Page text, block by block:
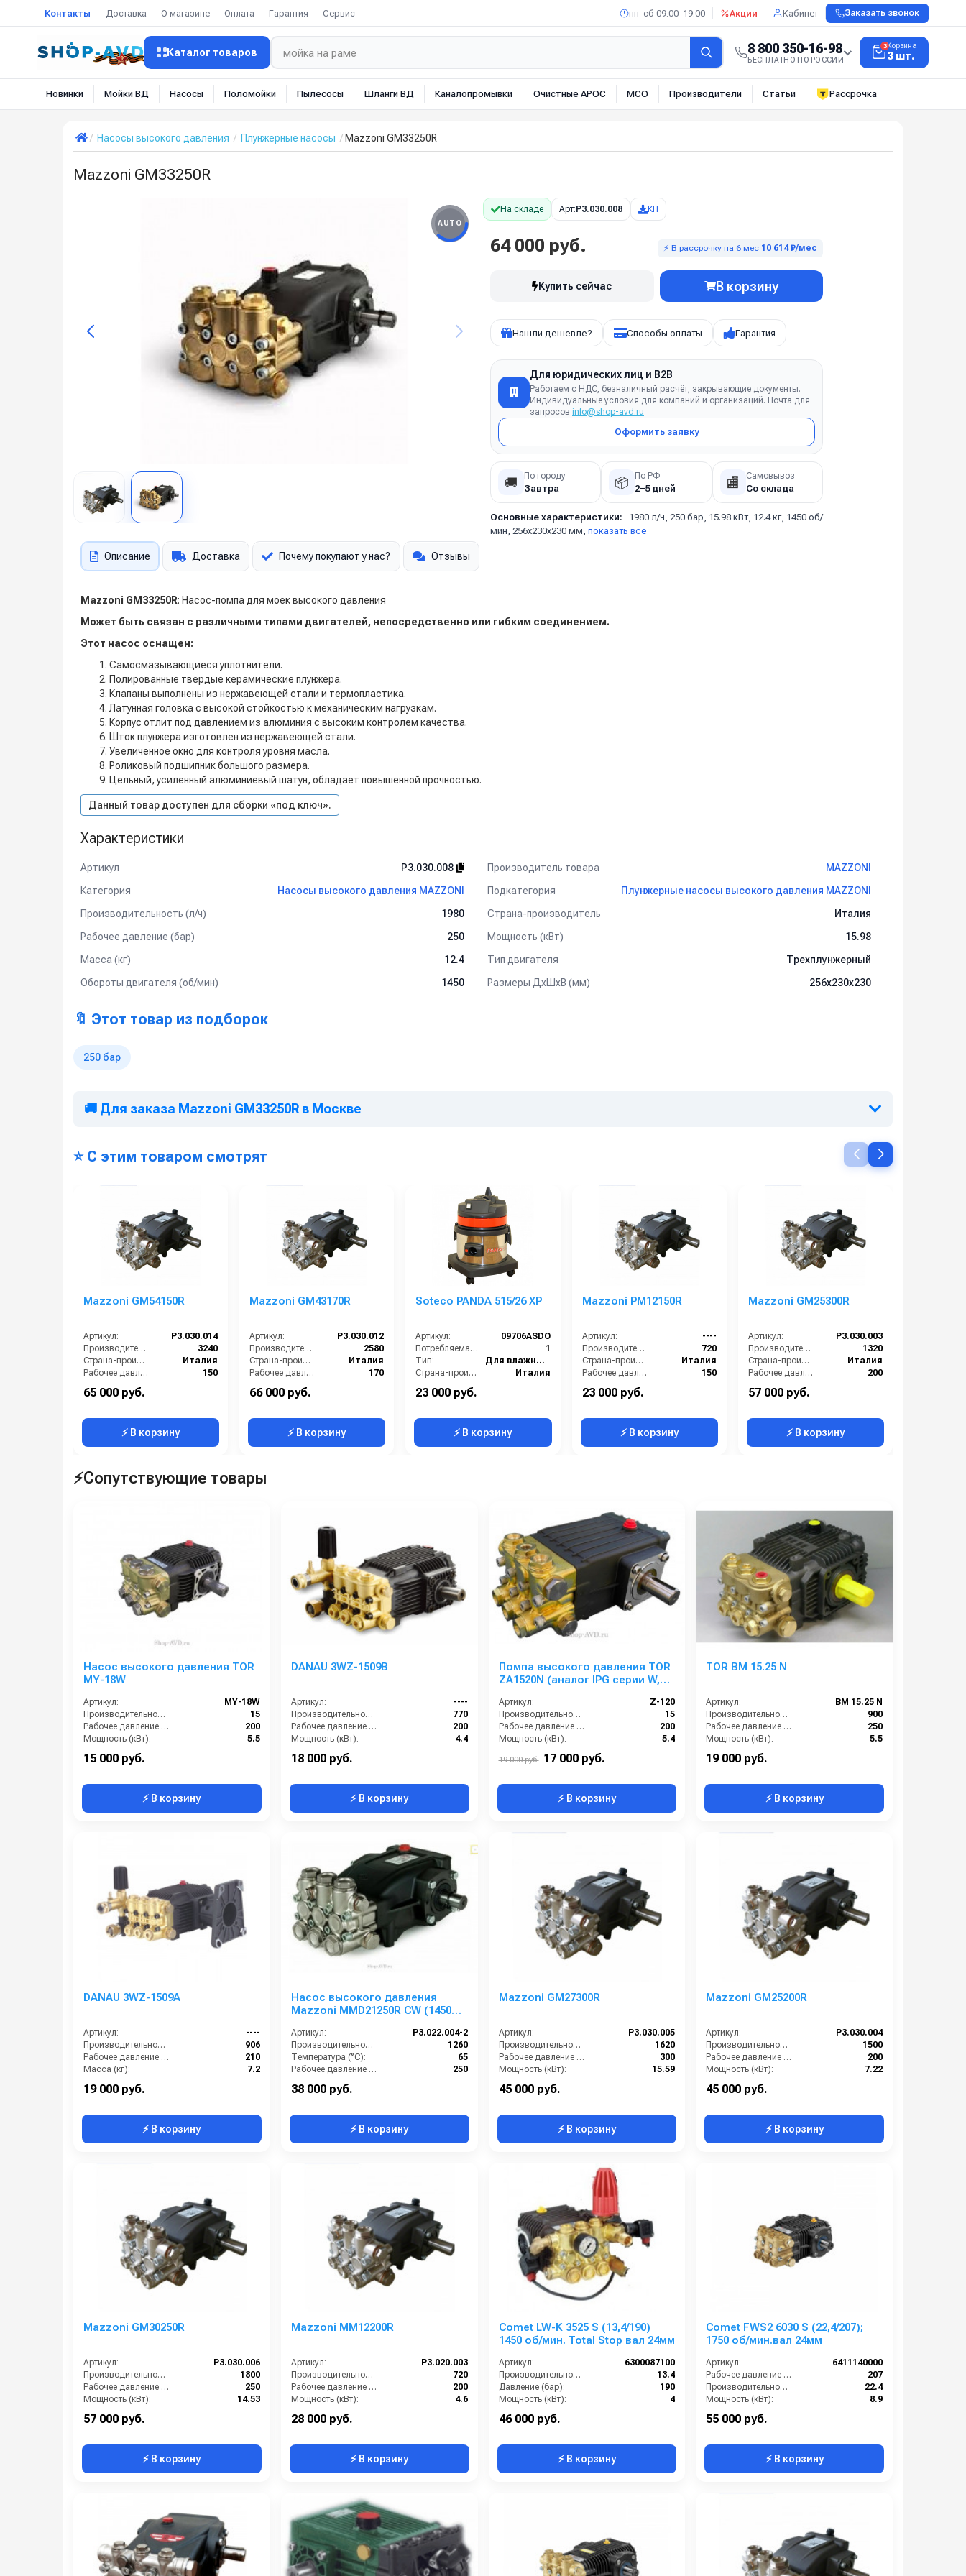
Контакты Доставка О магазине Оплата Гарантия Сервис пн–сб 09:00–19:00 Акции Кабинет Заказать звонок
Каталог товаров 8 800 350-16-98
БЕСПЛАТНО ПО РОССИИ
3Корзина
3 шт.
Новинки Мойки ВД Насосы Поломойки Пылесосы Шланги ВД Каналопромывки Очистные АРОС МСО Производители Статьи Рассрочка
Насосы высокого давления Плунжерные насосы Mazzoni GM33250R
Mazzoni GM33250R
AUTO
На складе Арт: P3.030.008 КП
64 000 руб. ⚡ В рассрочку на 6 мес 10 614 ₽/мес
Купить сейчас В корзину
Нашли дешевле? Способы оплаты Гарантия
Для юридических лиц и B2B
Работаем с НДС, безналичный расчёт, закрывающие документы.
Индивидуальные условия для компаний и организаций. Почта для
запросов info@shop-avd.ru
Оформить заявку
🚚 По городу
Завтра 📦 По РФ
2–5 дней 🏬 Самовывоз
Со склада
Основные характеристики:
1980 л/ч, 250 бар, 15.98 кВт, 12.4 кг, 1450 об/
мин, 256х230х230 мм, показать все
Описание Доставка Почему покупают у нас? Отзывы
Mazzoni GM33250R: Насос-помпа для моек высокого давления
Может быть связан с различными типами двигателей, непосредственно или гибким соединением.
Этот насос оснащен:
Самосмазывающиеся уплотнители.
Полированные твердые керамические плунжера.
Клапаны выполнены из нержавеющей стали и термопластика.
Латунная головка с высокой стойкостью к механическим нагрузкам.
Корпус отлит под давлением из алюминия с высоким контролем качества.
Шток плунжера изготовлен из нержавеющей стали.
Увеличенное окно для контроля уровня масла.
Роликовый подшипник большого размера.
Цельный, усиленный алюминиевый шатун, обладает повышенной прочностью.
Данный товар доступен для сборки «под ключ».
Характеристики
Артикул P3.030.008 Производитель товара
MAZZONI
Категория
Насосы высокого давления MAZZONI Подкатегория
Плунжерные насосы высокого давления MAZZONI
Производительность (л/ч)
1980 Страна-производитель
Италия
Рабочее давление (бар)
250 Мощность (кВт)
15.98
Масса (кг)
12.4 Тип двигателя
Трехплунжерный
Обороты двигателя (об/мин)
1450 Размеры ДхШхВ (мм) 256х230х230
🔖 Этот товар из подборок
250 бар
🚚 Для заказа Mazzoni GM33250R в Москве
⭐ С этим товаром смотрят
Mazzoni GM54150R
Артикул:
P3.030.014
Производительность (л/ч):
3240
Страна-производитель:
Италия
Рабочее давление (бар):
150
Мощность (кВт):
Масса (кг):
65 000 руб.
⚡ В корзину
Mazzoni GM43170R
Артикул:
P3.030.012
Производительность (л/ч):
2580
Страна-производитель:
Италия
Рабочее давление (бар):
170
Мощность (кВт):
Масса (кг):
66 000 руб.
⚡ В корзину
Soteco PANDA 515/26 XP
Артикул:
09706ASDO
Потребляемая мощность (кВт):
1
Тип:
Для влажной и сухой уборки
Страна-производитель:
Италия
Электропитание (В):
Масса (кг):
23 000 руб.
⚡ В корзину
Mazzoni PM12150R
Артикул:
----
Производительность (л/ч):
720
Страна-производитель:
Италия
Рабочее давление (бар):
150
Мощность (кВт):
Масса (кг):
23 000 руб.
⚡ В корзину
Mazzoni GM25300R
Артикул:
P3.030.003
Производительность (л/ч):
1320
Страна-производитель:
Италия
Рабочее давление (бар):
200
Мощность (кВт):
Масса (кг):
57 000 руб.
⚡ В корзину
⚡Сопутствующие товары
Насос высокого давления TOR
MY-18W
Артикул:
MY-18W
Производительность (л/мин):
15
Рабочее давление (бар):
200
Мощность (кВт):
5.5
15 000 руб.
⚡ В корзину
DANAU 3WZ-1509B
Артикул:
----
Производительность (л/ч):
770
Рабочее давление (бар):
200
Мощность (кВт):
4.4
18 000 руб.
⚡ В корзину
Помпа высокого давления TOR
ZA1520N (аналог IPG серии W,
Артикул:
Z-120
Производительность (л/мин):
15
Рабочее давление (бар):
200
Мощность (кВт):
5.4
19 000 руб. 17 000 руб.
⚡ В корзину
TOR BM 15.25 N
Артикул:
BM 15.25 N
Производительность (л/ч):
900
Рабочее давление (бар):
250
Мощность (кВт):
5.5
19 000 руб.
⚡ В корзину
DANAU 3WZ-1509A
Артикул:
----
Производительность (л/ч):
906
Рабочее давление (бар):
210
Масса (кг):
7.2
19 000 руб.
⚡ В корзину
Насос высокого давления
Mazzoni MMD21250R CW (1450
Артикул:
P3.022.004-2
Производительность (л/ч):
1260
Температура (°C):
65
Рабочее давление (бар):
250
38 000 руб.
⚡ В корзину
Mazzoni GM27300R
Артикул:
P3.030.005
Производительность (л/ч):
1620
Рабочее давление (бар):
300
Мощность (кВт):
15.59
45 000 руб.
⚡ В корзину
Mazzoni GM25200R
Артикул:
P3.030.004
Производительность (л/ч):
1500
Рабочее давление (бар):
200
Мощность (кВт):
7.22
45 000 руб.
⚡ В корзину
Mazzoni GM30250R
Артикул:
P3.030.006
Производительность (л/ч):
1800
Рабочее давление (бар):
250
Мощность (кВт):
14.53
57 000 руб.
⚡ В корзину
Mazzoni MM12200R
Артикул:
P3.020.003
Производительность (л/ч):
720
Рабочее давление (бар):
200
Мощность (кВт):
4.6
28 000 руб.
⚡ В корзину
Comet LW-K 3525 S (13,4/190)
1450 об/мин. Total Stop вал 24мм
Артикул:
6300087100
Производительность (л/мин):
13.4
Давление (бар):
190
Мощность (кВт):
4
46 000 руб.
⚡ В корзину
Comet FWS2 6030 S (22,4/207);
1750 об/мин.вал 24мм
Артикул:
6411140000
Рабочее давление (бар):
207
Производительность (л/мин):
22.4
Мощность (кВт):
8.9
55 000 руб.
⚡ В корзину